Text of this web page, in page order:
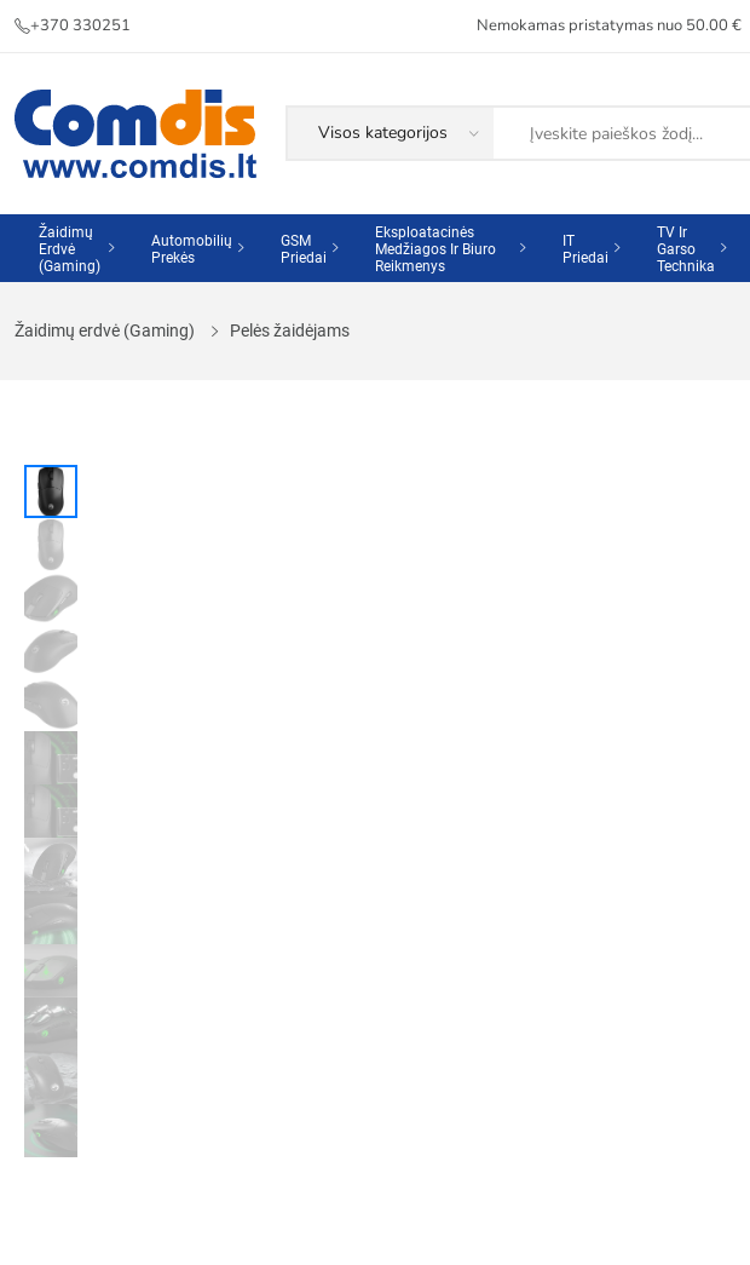
+370 330251 Nemokamas pristatymas nuo 50.00 €
Žaidimų
Erdvė
(Gaming)
Automobilių
Prekės
GSM
Priedai
Eksploatacinės
Medžiagos Ir Biuro
Reikmenys
IT
Priedai
TV Ir
Garso
Technika
Žaidimų erdvė (Gaming) Pelės žaidėjams